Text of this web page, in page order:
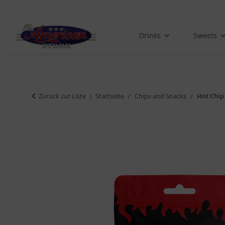
Drinks Sweets
Zurück zur Liste Startseite Chips and Snacks Hot